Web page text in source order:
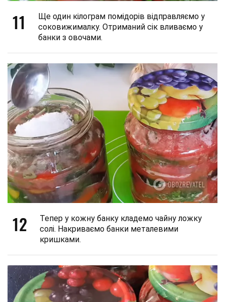
11
Ще один кілограм помідорів відправляємо у
соковижималку. Отриманий сік вливаємо у
банки з овочами.
12
Тепер у кожну банку кладемо чайну ложку
солі. Накриваємо банки металевими
кришками.